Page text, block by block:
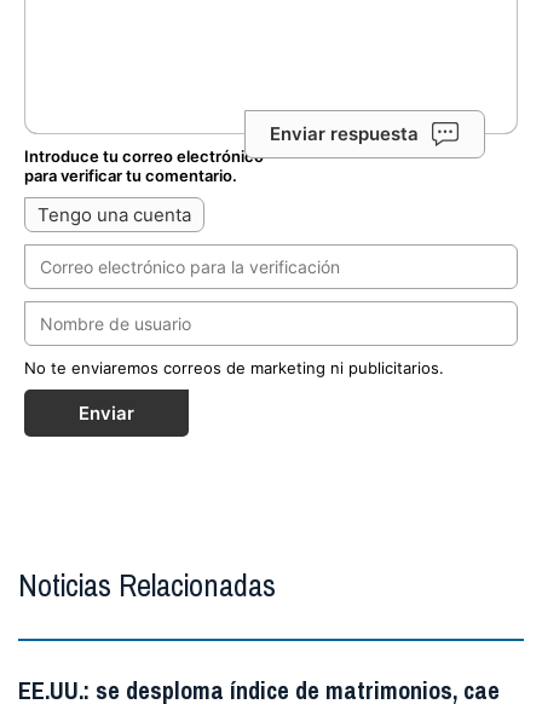
Enviar respuesta
Introduce tu correo electrónico
para verificar tu comentario.
Tengo una cuenta
No te enviaremos correos de marketing ni publicitarios.
Enviar
Noticias Relacionadas
EE.UU.: se desploma índice de matrimonios, cae